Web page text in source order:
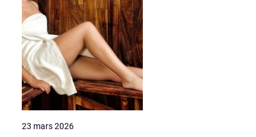
23 mars 2026